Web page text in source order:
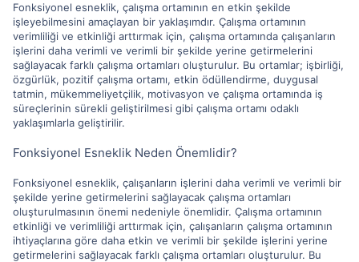
Fonksiyonel esneklik, çalışma ortamının en etkin şekilde
işleyebilmesini amaçlayan bir yaklaşımdır. Çalışma ortamının
verimliliği ve etkinliği arttırmak için, çalışma ortamında çalışanların
işlerini daha verimli ve verimli bir şekilde yerine getirmelerini
sağlayacak farklı çalışma ortamları oluşturulur. Bu ortamlar; işbirliği,
özgürlük, pozitif çalışma ortamı, etkin ödüllendirme, duygusal
tatmin, mükemmeliyetçilik, motivasyon ve çalışma ortamında iş
süreçlerinin sürekli geliştirilmesi gibi çalışma ortamı odaklı
yaklaşımlarla geliştirilir.
Fonksiyonel Esneklik Neden Önemlidir?
Fonksiyonel esneklik, çalışanların işlerini daha verimli ve verimli bir
şekilde yerine getirmelerini sağlayacak çalışma ortamları
oluşturulmasının önemi nedeniyle önemlidir. Çalışma ortamının
etkinliği ve verimliliği arttırmak için, çalışanların çalışma ortamının
ihtiyaçlarına göre daha etkin ve verimli bir şekilde işlerini yerine
getirmelerini sağlayacak farklı çalışma ortamları oluşturulur. Bu